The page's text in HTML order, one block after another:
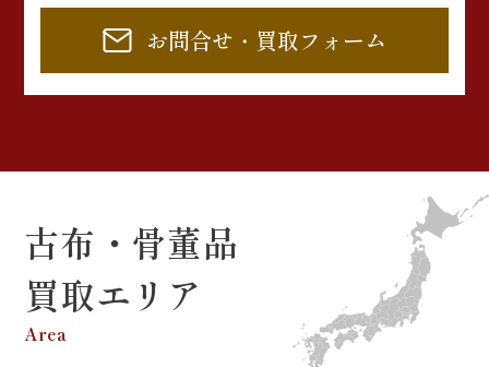
お問合せ・買取フォーム
古布・骨董品
買取エリア
Area